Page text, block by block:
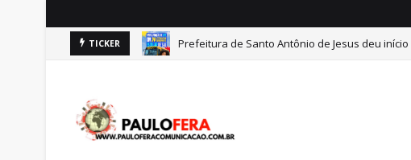
TICKER Prefeitura de Santo Antônio de Jesus deu